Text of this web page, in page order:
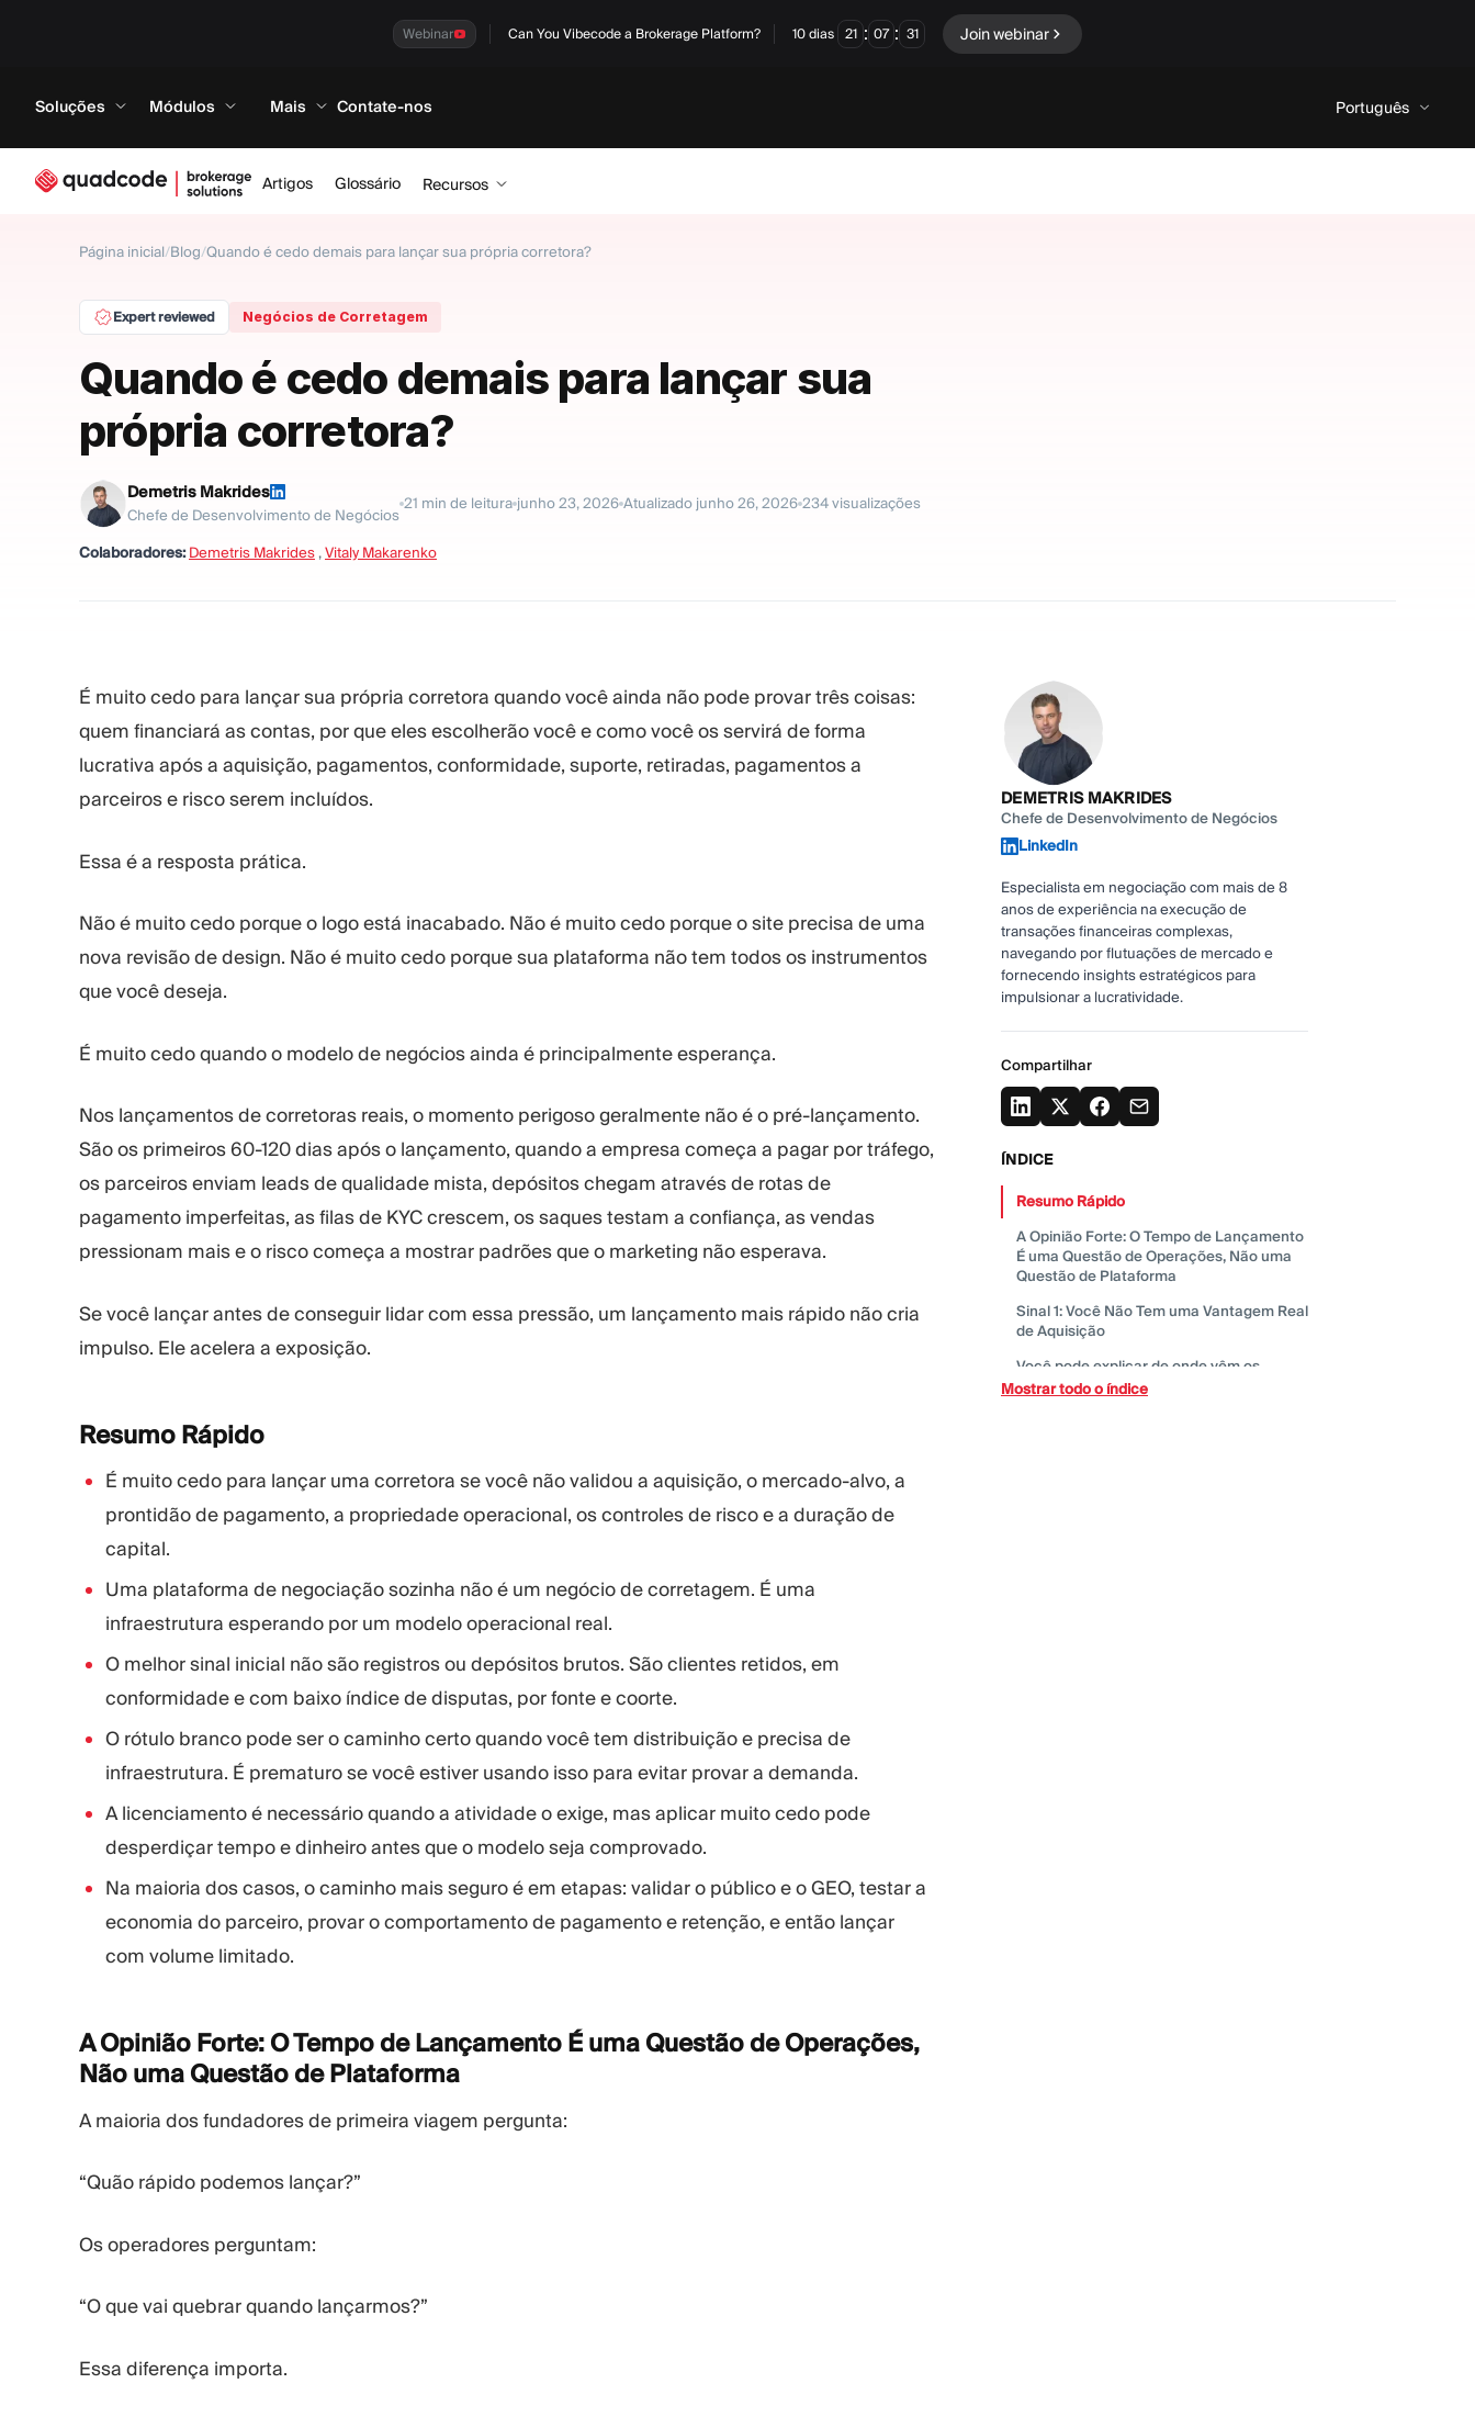
Webinar Can You Vibecode a Brokerage Platform? 10 dias 21 : 07 : 31 Join webinar
Soluções Módulos Mais Contate-nos Português
Artigos Glossário Recursos
Página inicial/Blog/Quando é cedo demais para lançar sua própria corretora?
Expert reviewed Negócios de Corretagem
Quando é cedo demais para lançar sua
própria corretora?
Demetris Makrides
Chefe de Desenvolvimento de Negócios
21 min de leitura junho 23, 2026 Atualizado junho 26, 2026 234visualizações
Colaboradores: Demetris Makrides ,Vitaly Makarenko
É muito cedo para lançar sua própria corretora quando você ainda não pode provar três coisas:
quem financiará as contas, por que eles escolherão você e como você os servirá de forma
lucrativa após a aquisição, pagamentos, conformidade, suporte, retiradas, pagamentos a
parceiros e risco serem incluídos.
Essa é a resposta prática.
Não é muito cedo porque o logo está inacabado. Não é muito cedo porque o site precisa de uma
nova revisão de design. Não é muito cedo porque sua plataforma não tem todos os instrumentos
que você deseja.
É muito cedo quando o modelo de negócios ainda é principalmente esperança.
Nos lançamentos de corretoras reais, o momento perigoso geralmente não é o pré-lançamento.
São os primeiros 60-120 dias após o lançamento, quando a empresa começa a pagar por tráfego,
os parceiros enviam leads de qualidade mista, depósitos chegam através de rotas de
pagamento imperfeitas, as filas de KYC crescem, os saques testam a confiança, as vendas
pressionam mais e o risco começa a mostrar padrões que o marketing não esperava.
Se você lançar antes de conseguir lidar com essa pressão, um lançamento mais rápido não cria
impulso. Ele acelera a exposição.
Resumo Rápido
É muito cedo para lançar uma corretora se você não validou a aquisição, o mercado-alvo, a
prontidão de pagamento, a propriedade operacional, os controles de risco e a duração de
capital.
Uma plataforma de negociação sozinha não é um negócio de corretagem. É uma
infraestrutura esperando por um modelo operacional real.
O melhor sinal inicial não são registros ou depósitos brutos. São clientes retidos, em
conformidade e com baixo índice de disputas, por fonte e coorte.
O rótulo branco pode ser o caminho certo quando você tem distribuição e precisa de
infraestrutura. É prematuro se você estiver usando isso para evitar provar a demanda.
A licenciamento é necessário quando a atividade o exige, mas aplicar muito cedo pode
desperdiçar tempo e dinheiro antes que o modelo seja comprovado.
Na maioria dos casos, o caminho mais seguro é em etapas: validar o público e o GEO, testar a
economia do parceiro, provar o comportamento de pagamento e retenção, e então lançar
com volume limitado.
A Opinião Forte: O Tempo de Lançamento É uma Questão de Operações,
Não uma Questão dePlataforma
A maioria dos fundadores de primeira viagem pergunta:
“Quão rápido podemos lançar?”
Os operadores perguntam:
“O que vai quebrar quando lançarmos?”
Essa diferença importa.
DEMETRIS MAKRIDES
Chefe de Desenvolvimento de Negócios
LinkedIn
Especialista em negociação com mais de 8
anos de experiência na execução de
transações financeiras complexas,
navegando por flutuações de mercado e
fornecendo insights estratégicos para
impulsionar a lucratividade.
Compartilhar
ÍNDICE
Resumo Rápido
A Opinião Forte: O Tempo de Lançamento
É uma Questão de Operações, Não uma
Questão de Plataforma
Sinal 1: Você Não Tem uma Vantagem Real
deAquisição
Você pode explicar de onde vêm os
primeiros 500 clientes
Mostrar todo o índice